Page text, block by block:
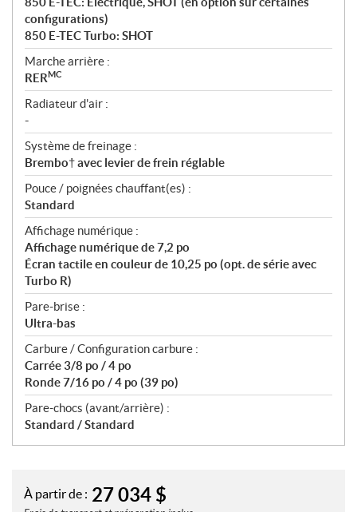
configurations)
850 E-TEC Turbo: SHOT
Marche arrière :
RERMC
Radiateur d'air :
-
Système de freinage :
Brembo† avec levier de frein réglable
Pouce / poignées chauffant(es) :
Standard
Affichage numérique :
Affichage numérique de 7,2 po
Écran tactile en couleur de 10,25 po (opt. de série avec
Turbo R)
Pare-brise :
Ultra-bas
Carbure / Configuration carbure :
Carrée 3/8 po / 4 po
Ronde 7/16 po / 4 po (39 po)
Pare-chocs (avant/arrière) :
Standard / Standard
À partir de : 27 034 $